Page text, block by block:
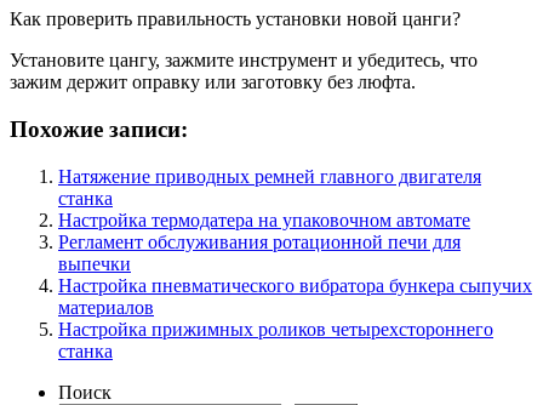
Как проверить правильность установки новой цанги?
Установите цангу, зажмите инструмент и убедитесь, что
зажим держит оправку или заготовку без люфта.
Похожие записи:
Натяжение приводных ремней главного двигателя
станка
Настройка термодатера на упаковочном автомате
Регламент обслуживания ротационной печи для
выпечки
Настройка пневматического вибратора бункера сыпучих
материалов
Настройка прижимных роликов четырехстороннего
станка
Поиск